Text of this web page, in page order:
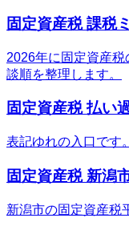
固定資産税 課税
2026年に固定資産
談順を整理します。
固定資産税 払い
表記ゆれの入口です。
固定資産税 新潟
新潟市の固定資産税